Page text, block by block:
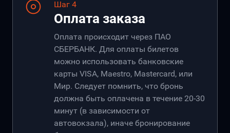
Шаг 4
Оплата заказа
Оплата происходит через ПАО
СБЕРБАНК. Для оплаты билетов
можно использовать банковские
карты VISA, Maestro, Mastercard, или
Мир. Следует помнить, что бронь
должна быть оплачена в течение 20-30
минут (в зависимости от
автовокзала), иначе бронирование